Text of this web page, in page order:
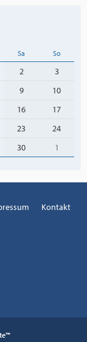
Sa So
2
3
9
10
16
17
23
24
30 1
Kontakt